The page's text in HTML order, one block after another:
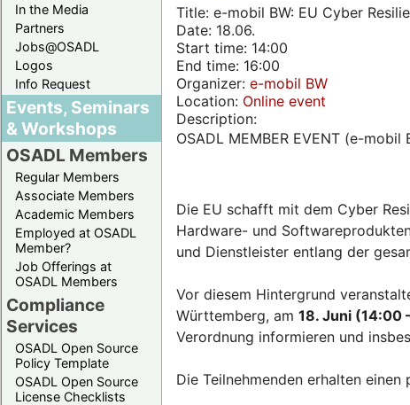
In the Media
Partners
Jobs@OSADL
Logos
Info Request
Events, Seminars
& Workshops
OSADL Members
Regular Members
Associate Members
Academic Members
Employed at OSADL
Member?
Job Offerings at
OSADL Members
Compliance
Services
OSADL Open Source
Policy Template
OSADL Open Source
License Checklists
Title: e-mobil BW: EU Cyber
Date: 18.06.
Start time: 14:00
End time: 16:00
Organizer: e-mobil BW
Location: Online event
Description:
OSADL MEMBER EVENT (e-mobil
Die EU schafft mit dem Cyber
Hardware- und
und Dienstleister entlang der
Vor diesem Hintergrund
Württemberg, am 18. Juni (14:00
Verordnung informieren und
Die Teilnehmenden erhalten